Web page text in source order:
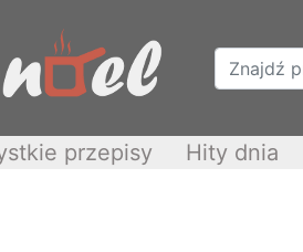
przepisy Hity dnia